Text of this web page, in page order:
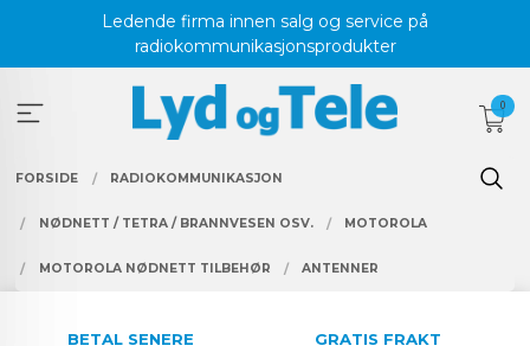
Ledende firma innen salg og service på
radiokommunikasjonsprodukter
0
FORSIDE RADIOKOMMUNIKASJON
NØDNETT / TETRA / BRANNVESEN OSV. MOTOROLA
MOTOROLA NØDNETT TILBEHØR ANTENNER
BETAL SENERE GRATIS FRAKT